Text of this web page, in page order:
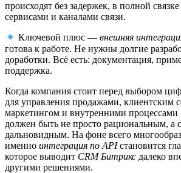
происходят без задержек, в полной
сервисами и каналами связи.
Ключевой плюс —внешняя
готова к работе. Не нужны долгие
доработки. Всё есть: документация,
поддержка.
Когда компания стоит перед выбором
для управления продажами, клиентским
маркетингом и внутренними
должен быть не просто рациональным, а
дальновидным. На фоне всего
именно интеграция по APIстановится
которое выводит CRM Битрикс далеко
другими решениями.